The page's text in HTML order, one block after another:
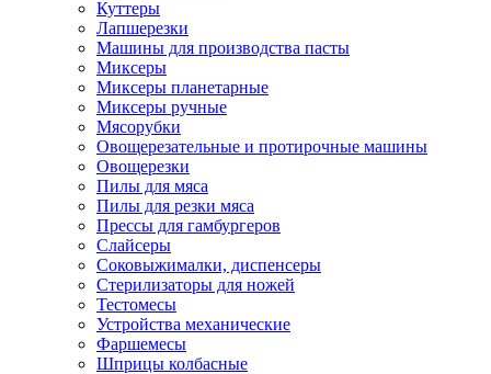
Куттеры
Лапшерезки
Машины для производства пасты
Миксеры
Миксеры планетарные
Миксеры ручные
Мясорубки
Овощерезательные и протирочные машины
Овощерезки
Пилы для мяса
Пилы для резки мяса
Прессы для гамбургеров
Слайсеры
Соковыжималки, диспенсеры
Стерилизаторы для ножей
Тестомесы
Устройства механические
Фаршемесы
Шприцы колбасные